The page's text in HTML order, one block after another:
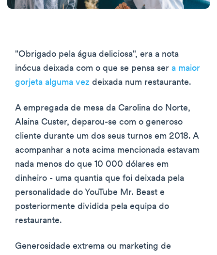
"Obrigado pela água deliciosa", era a nota
inócua deixada com o que se pensa ser a maior
gorjeta alguma vez deixada num restaurante.
A empregada de mesa da Carolina do Norte,
Alaina Custer, deparou-se com o generoso
cliente durante um dos seus turnos em 2018. A
acompanhar a nota acima mencionada estavam
nada menos do que 10 000 dólares em
dinheiro - uma quantia que foi deixada pela
personalidade do YouTube Mr. Beast e
posteriormente dividida pela equipa do
restaurante.
Generosidade extrema ou marketing de